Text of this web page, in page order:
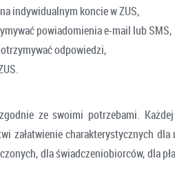
indywidualnym koncie w ZUS,
powiadomienia e-mail lub SMS,
odpowiedzi,
ze swoimi potrzebami.
załatwienie charakterystycznych
dla świadczeniobiorców, dla